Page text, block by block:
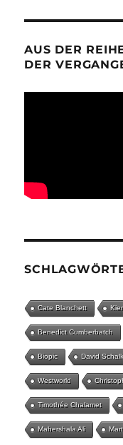
AUS DER
ER
Cate Blanchett
Benedict Cumberbatch
Biopic David
Westworld
Timothée Chalamet
Mahershala Ali